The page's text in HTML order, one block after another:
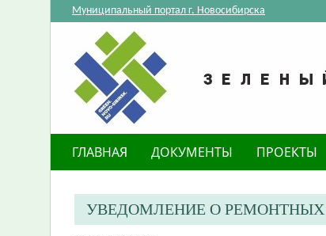
Муниципальный портал г. Новосибирска
ГЛАВНАЯ ДОКУМЕНТЫ ПРОЕКТЫ
УВЕДОМЛЕНИЕ О РЕМОНТНЫХ